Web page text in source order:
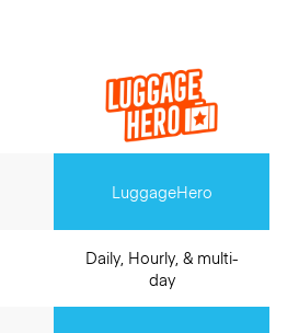
LuggageHero
Daily, Hourly, & multi-
day